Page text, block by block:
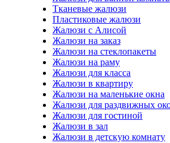
Тканевые жалюзи
Пластиковые жалюзи
Жалюзи с Алисой
Жалюзи на заказ
Жалюзи на стеклопакеты
Жалюзи на раму
Жалюзи для класса
Жалюзи в квартиру
Жалюзи на маленькие окна
Жалюзи для раздвижных
Жалюзи для гостиной
Жалюзи в зал
Жалюзи в детскую комнату